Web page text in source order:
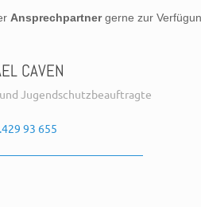
Ansprechpartnergerne zur
CAVEN
Jugendschutzbeauftragte
93 655